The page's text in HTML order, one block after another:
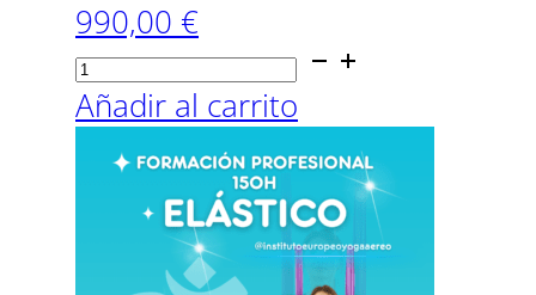
990,00 €
Formación
Profesional
150h
Columpio
Estribos
cantidad
Añadir al carrito